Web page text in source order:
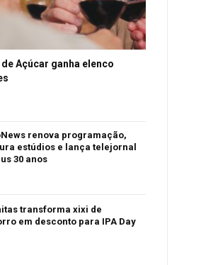
Açúcar ganha elenco
renova programação,
estúdios e lança telejornal
30 anos
transforma xixi de
em desconto para IPA Day